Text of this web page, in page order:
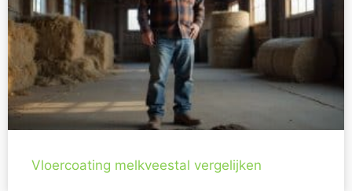
Vloercoating melkveestal vergelijken